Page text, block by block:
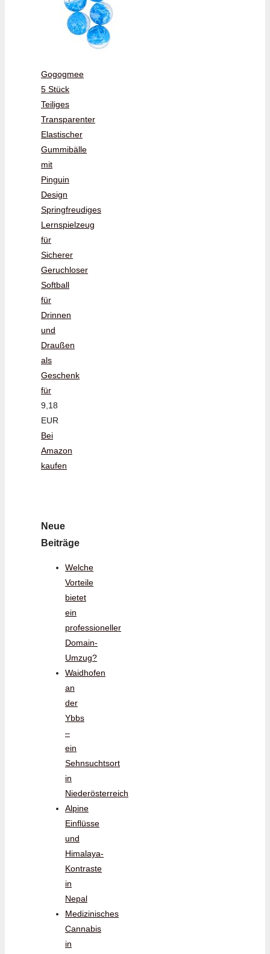
Gogogmee
5 Stück
Teiliges
Transparenter
Elastischer
Gummibälle
mit
Pinguin
Design
Springfreudiges
Lernspielzeug
für
Sicherer
Geruchloser
Softball
für
Drinnen
und
Draußen
als
Geschenk
für
9,18
EUR
Bei
Amazon
kaufen
Neue
Beiträge
Welche
Vorteile
bietet
ein
professioneller
Domain-
Umzug?
Waidhofen
an
der
Ybbs
–
ein
Sehnsuchtsort
in
Niederösterreich
Alpine
Einflüsse
und
Himalaya-
Kontraste
in
Nepal
Medizinisches
Cannabis
in